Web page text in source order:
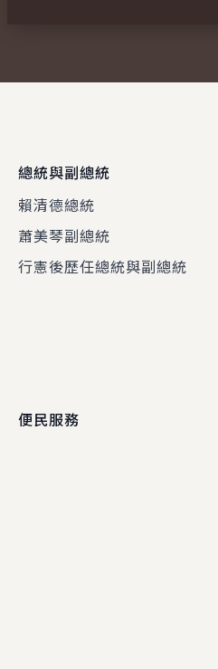
總統與副總統
賴清德總統
蕭美琴副總統
行憲後歷任總統與副總統
便民服務